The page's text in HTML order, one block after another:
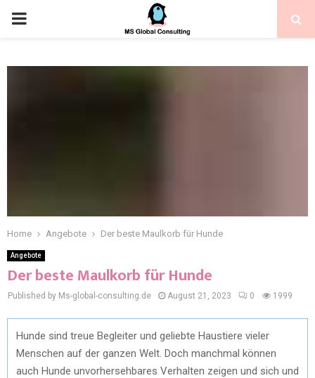
Home Angebote Der beste Maulkorb für Hunde
Angebote
Der beste Maulkorb für Hunde
Published by Ms-global-consulting.de August 21, 2023 0 1999
Hunde sind treue Begleiter und geliebte Haustiere vieler
Menschen auf der ganzen Welt. Doch manchmal können
auch Hunde unvorhersehbares Verhalten zeigen und sich und